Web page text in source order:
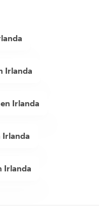
Irlanda
Irlanda
Irlanda
Irlanda